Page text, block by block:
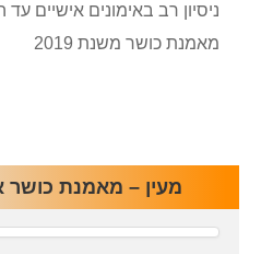
ניסיון רב באימונים אישיים
מאמנת כושר משנת 2019
מעין – מאמנת כושר